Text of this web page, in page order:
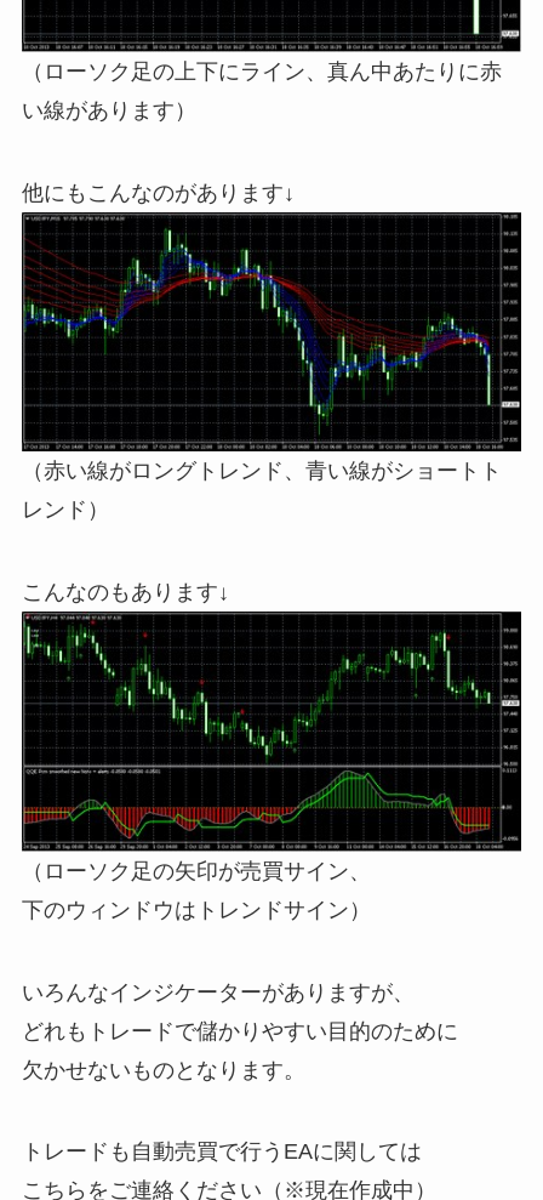
（ローソク足の上下にライン、真ん中あたりに赤
い線があります）
他にもこんなのがあります↓
（赤い線がロングトレンド、青い線がショートト
レンド）
こんなのもあります↓
（ローソク足の矢印が売買サイン、
下のウィンドウはトレンドサイン）
いろんなインジケーターがありますが、
どれもトレードで儲かりやすい目的のために
欠かせないものとなります。
トレードも自動売買で行うEAに関しては
こちらをご連絡ください（※現在作成中）